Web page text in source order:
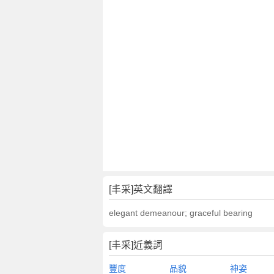
[丰采]英文翻譯
elegant demeanour; graceful bearing
[丰采]近義詞
豐度 品貌 神姿